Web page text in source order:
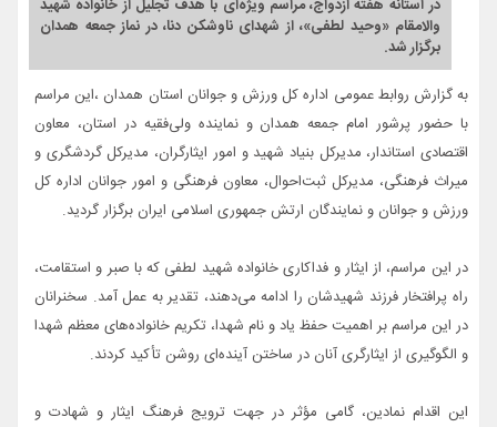
در آستانه هفته ازدواج، مراسم ویژه‌ای با هدف تجلیل از خانواده شهید
والامقام «وحید لطفی»، از شهدای ناو‌شکن دنا، در نماز جمعه همدان
برگزار شد.
به گزارش روابط عمومی اداره کل ورزش و جوانان استان همدان ،این مراسم
با حضور پرشور امام جمعه همدان و نماینده ولی‌فقیه در استان، معاون
اقتصادی استاندار، مدیرکل بنیاد شهید و امور ایثارگران، مدیرکل گردشگری و
میراث فرهنگی، مدیرکل ثبت‌احوال، معاون فرهنگی و امور جوانان اداره کل
ورزش و جوانان و نمایندگان ارتش جمهوری اسلامی ایران برگزار گردید.
در این مراسم، از ایثار و فداکاری خانواده شهید لطفی که با صبر و استقامت،
راه پرافتخار فرزند شهیدشان را ادامه می‌دهند، تقدیر به عمل آمد. سخنرانان
در این مراسم بر اهمیت حفظ یاد و نام شهدا، تکریم خانواده‌های معظم شهدا
و الگوگیری از ایثارگری آنان در ساختن آینده‌ای روشن تأکید کردند.
این اقدام نمادین، گامی مؤثر در جهت ترویج فرهنگ ایثار و شهادت و